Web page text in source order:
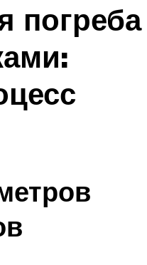
погреба